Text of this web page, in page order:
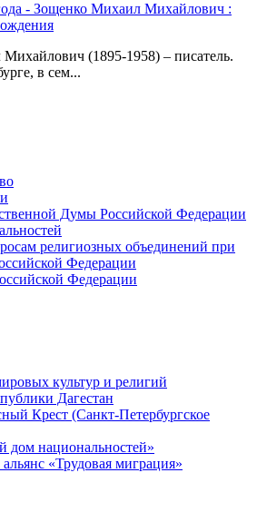
- Зощенко Михаил Михайлович :
(1895-1958) – писатель.
в сем...
Думы Российской Федерации
религиозных объединений при
Федерации
Федерации
культур и религий
Дагестан
Крест (Санкт-Петербургское
дом национальностей»
«Трудовая миграция»